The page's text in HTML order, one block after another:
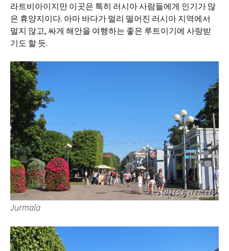
라트비아이지만 이곳은 특히 러시아 사람들에게 인기가 많
은 휴양지이다. 아마 바다가 멀리 떨어진 러시아 지역에서
멀지 않고, 싸게 해안을 여행하는 좋은 루트이기에 사랑받
기도 할 듯.
Jurmala